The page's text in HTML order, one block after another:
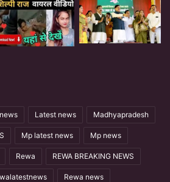
Latest news Madhyapradesh
Mp latest news Mp news
Rewa REWA BREAKING NEWS
Rewa news